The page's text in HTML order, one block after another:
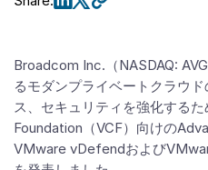
Broadcom Inc.（NASDAQ:
るモダンプライベートクラウ
ス、セキュリティを強化する
Foundation（VCF）向けの
VMware vDefendおよび